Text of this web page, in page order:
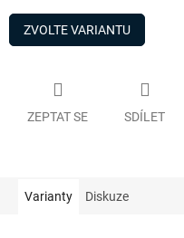
Měrná
cena:
ZVOLTE VARIANTU
ZEPTAT SE SDÍLET
Varianty Diskuze